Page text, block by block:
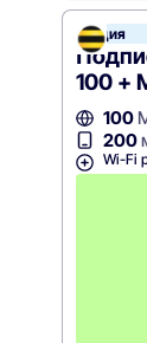
Акция
100 +
100
200
Wi-Fi